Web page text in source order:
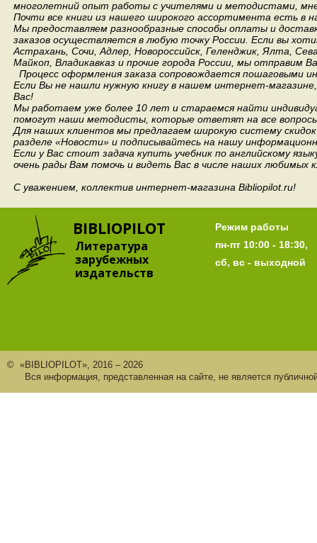
многолетний опыт работы с учителями и методистами,
Почти все книги из нашего широкого ассортимента есть в
Мы предоставляем разнообразные способы оплаты и
заказов осуществляется в любую точку России. Если вы
Астрахань, Сочи, Адлер, Новороссийск, Геленджик, Ялта,
Майкоп, Владикавказ и прочие города России, мы отправим
Процесс оформления заказа сопровождается пошаговыми
Если Вы не нашли нужную книгу в нашем интернет-
Вас!
Мы работаем уже более 10 лет и стараемся найти
помогут наши методисты, которые ответят на все
Для наших клиентов мы предлагаем широкую систему
разделе «Новости» и подписывайтесь на нашу
Если у Вас стоит задача купить учебник по английскому
очень рады Вам помочь и видеть Вас в числе наших любимых
С уважением, коллектив интернет-магазина Bibliopilot.ru!
BIBLIOPILOT
Литература
зарубежных
издательств
Режим работы
пн-пт 10:00 - 18:30,
сб, вс - выходной
© «BIBLIOPILOT», 2016 – 2026
Вся информация, представленная на сайте, не является